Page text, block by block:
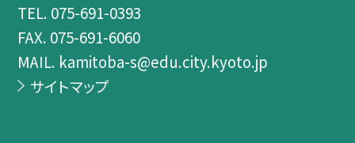
TEL. 075-691-0393
FAX. 075-691-6060
MAIL. kamitoba-s@edu.city.kyoto.jp
サイトマップ